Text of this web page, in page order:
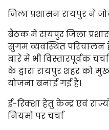
जिला प्रशासन रायपुर ने
बैठक में रायपुर जिला
सुगम व्यवस्थित परिचालन
बारे में भी विस्तारपूर्वक
के द्वारा रायपुर शहर को
योजना बनाई गई है।
ई-रिक्शा हेतु केन्द्र एवं
नियमों पर चर्चा